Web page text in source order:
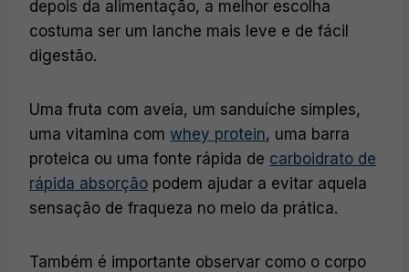
depois da alimentação, a melhor escolha
costuma ser um lanche mais leve e de fácil
digestão.
Uma fruta com aveia, um sanduíche simples,
uma vitamina com whey protein, uma barra
proteica ou uma fonte rápida de carboidrato de
rápida absorção podem ajudar a evitar aquela
sensação de fraqueza no meio da prática.
Também é importante observar como o corpo